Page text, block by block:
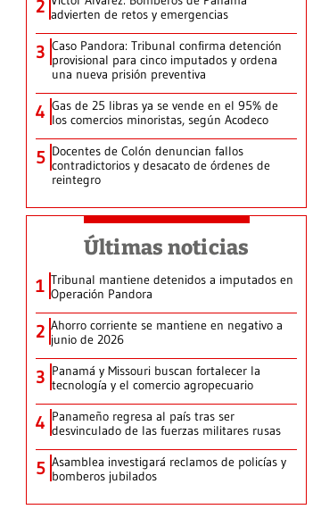
2 advierten de retos y emergencias
3 Caso Pandora: Tribunal confirma detención
provisional para cinco imputados y ordena
una nueva prisión preventiva
4 Gas de 25 libras ya se vende en el 95% de
los comercios minoristas, según Acodeco
5 Docentes de Colón denuncian fallos
contradictorios y desacato de órdenes de
reintegro
Últimas noticias
1 Tribunal mantiene detenidos a imputados en
Operación Pandora
2 Ahorro corriente se mantiene en negativo a
junio de 2026
3 Panamá y Missouri buscan fortalecer la
tecnología y el comercio agropecuario
4 Panameño regresa al país tras ser
desvinculado de las fuerzas militares rusas
5 Asamblea investigará reclamos de policías y
bomberos jubilados